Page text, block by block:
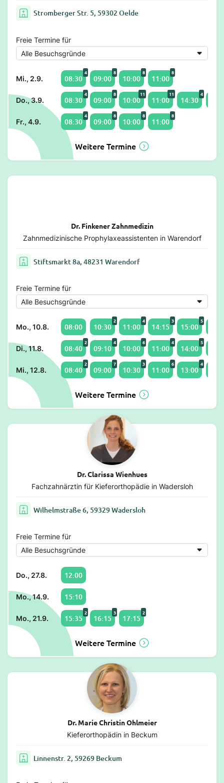
Stromberger Str. 5, 59302 Oelde
Freie Termine für
Mi., 2.9. 08:30
4
09:00
8
10:00
8
11:00
8
Do., 3.9. 08:30
4
09:00
8
10:00
11
11:00
11
14:30
4
Fr., 4.9. 08:30
4
09:00
8
10:00
8
11:00
8
Weitere Termine
Dr. Finkener Zahnmedizin
Zahnmedizinische Prophylaxeassistenten in Warendorf
Stiftsmarkt 8a, 48231 Warendorf
Freie Termine für
Mo., 10.8. 08:00 10:30
2
11:00
4
14:15
3
15:00
5
Di., 11.8. 08:40
2
09:10
4
10:00
6
11:00
4
14:00
5
Mi., 12.8. 08:40
2
09:00
7
10:30
3
11:00
6
13:00
4
Weitere Termine
Dr. Clarissa Wienhues
Fachzahnärztin für Kieferorthopädie in Wadersloh
Wilhelmstraße 6, 59329 Wadersloh
Freie Termine für
Do., 27.8. 12:00
Mo., 14.9. 15:10
Mo., 21.9. 15:35
2
16:15
3
17:15
2
Weitere Termine
Dr. Marie Christin Ohlmeier
Kieferorthopädin in Beckum
Linnenstr. 2, 59269 Beckum